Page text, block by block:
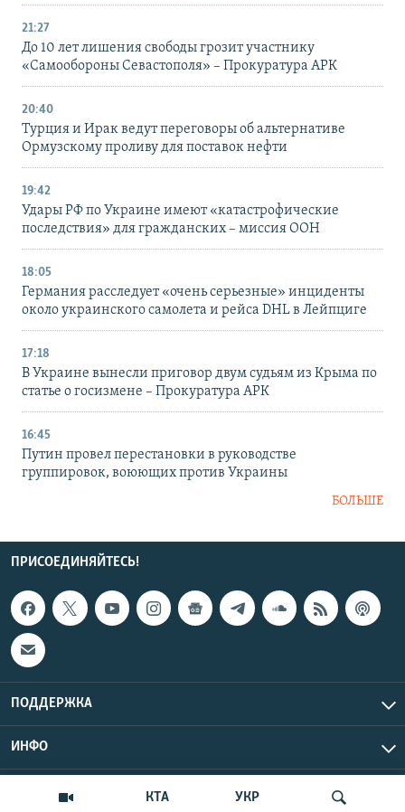
КТА УКР
21:27
До 10 лет лишения свободы грозит участнику
«Самообороны Севастополя» – Прокуратура АРК
20:40
Турция и Ирак ведут переговоры об альтернативе
Ормузскому проливу для поставок нефти
19:42
Удары РФ по Украине имеют «катастрофические
последствия» для гражданских – миссия ООН
18:05
Германия расследует «очень серьезные» инциденты
около украинского самолета и рейса DHL в Лейпциге
17:18
В Украине вынесли приговор двум судьям из Крыма по
статье о госизмене – Прокуратура АРК
16:45
Путин провел перестановки в руководстве
группировок, воюющих против Украины
БОЛЬШЕ
ПРИСОЕДИНЯЙТЕСЬ!
ПОДДЕРЖКА
ИНФО
Copyright Крым.Реалии, 2026 | Все права защищены.
UTC+3